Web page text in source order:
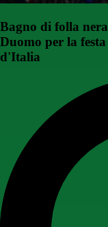
Bagno di folla
Duomo per la
d'Italia